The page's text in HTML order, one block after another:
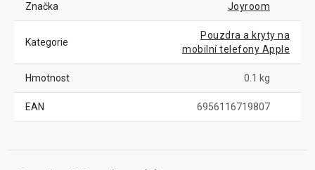
Značka Joyroom
Kategorie
Pouzdra a kryty na
mobilní telefony Apple
Hmotnost 0.1 kg
EAN 6956116719807